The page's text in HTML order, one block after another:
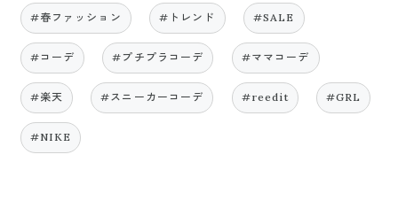
#春ファッション #トレンド #SALE
#コーデ #プチプラコーデ #ママコーデ
#楽天 #スニーカーコーデ #reedit #GRL
#NIKE